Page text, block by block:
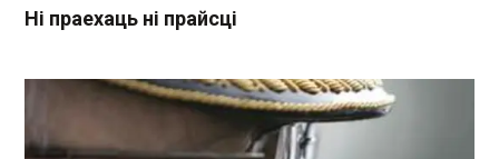
Ні праехаць ні прайсці